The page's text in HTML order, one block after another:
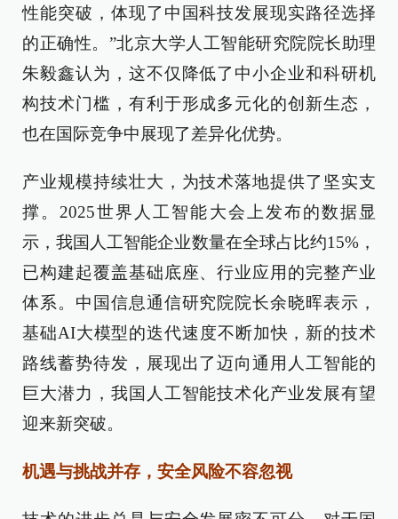
性能突破，体现了中国科技发展现实路径选择
的正确性。”北京大学人工智能研究院院长助理
朱毅鑫认为，这不仅降低了中小企业和科研机
构技术门槛，有利于形成多元化的创新生态，
也在国际竞争中展现了差异化优势。
产业规模持续壮大，为技术落地提供了坚实支
撑。2025世界人工智能大会上发布的数据显
示，我国人工智能企业数量在全球占比约15%，
已构建起覆盖基础底座、行业应用的完整产业
体系。中国信息通信研究院院长余晓晖表示，
基础AI大模型的迭代速度不断加快，新的技术
路线蓄势待发，展现出了迈向通用人工智能的
巨大潜力，我国人工智能技术化产业发展有望
迎来新突破。
机遇与挑战并存，安全风险不容忽视